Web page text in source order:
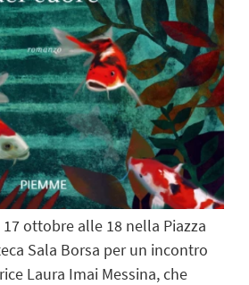
ottobre alle 18 nella Piazza
Sala Borsa per un incontro
Laura Imai Messina, che